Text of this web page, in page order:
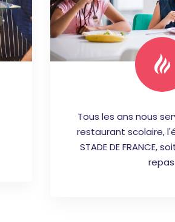
Tous les ans nous
restaurant scolaire,
STADE DE FRANCE,
repas.